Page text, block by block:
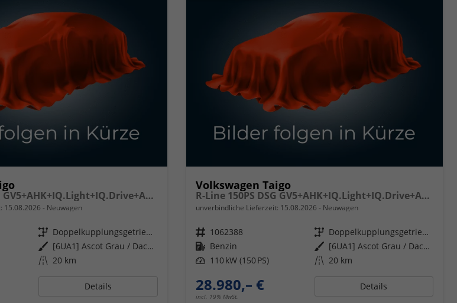
R-Line 150PS DSG GV5+AHK+IQ.Light+IQ.Drive+ACC+Kamera+Black+Kessy+Sitzheiz
15.08.2026 Neuwagen
Getriebe
Doppelkupplungsgetriebe (DSG)
Außenfarbe
[6UA1] Ascot Grau / Dach Schwarz
Kilometerstand 20 km
Details
Volkswagen Taigo
R-Line 150PS DSG GV5+AHK+IQ.Light+IQ.Drive+ACC+Kamera+Black+Kessy+Sitzheiz
unverbindliche Lieferzeit: 15.08.2026 Neuwagen
Fahrzeugnr. 1062388 Getriebe
Doppelkupplungsgetriebe (DSG)
Kraftstoff Benzin Außenfarbe
[6UA1] Ascot Grau / Dach Schwarz
Leistung 110 kW (150 PS) Kilometerstand 20 km
28.980,– €
incl. 19% MwSt.
Details